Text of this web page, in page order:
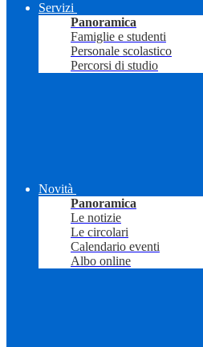
Servizi
Panoramica
Famiglie e studenti
Personale scolastico
Percorsi di studio
Novità
Panoramica
Le notizie
Le circolari
Calendario eventi
Albo online